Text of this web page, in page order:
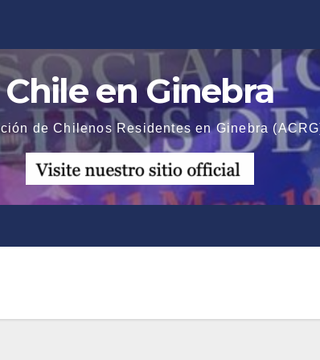
Chile en Ginebra
de Chilenos Residentes en Ginebra